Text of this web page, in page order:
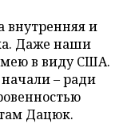
внутренняя и
Даже наши
в виду США.
– ради
Дацюк.